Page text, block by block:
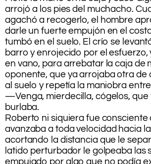
arrojó a los pies del muchacho.
agachó a recogerlo, el hombre
darle un fuerte empujón en el
tumbó en el suelo. El crío se
barro y enrojecido por el esfuerzo,
en vano, para arrebatar la caja de
oponente, que ya arrojaba otra de
al suelo y repetía la maniobra
—Venga, mierdecilla, cógelos,
burlaba.
Roberto ni siquiera fue consciente
avanzaba a toda velocidad hacia
acortando la distancia que le
latido perturbador le golpeaba las
empujado por algo que no podía